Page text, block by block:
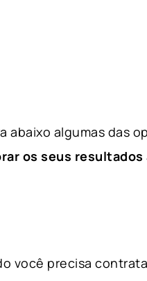
abaixo algumas das
os seus
você precisa